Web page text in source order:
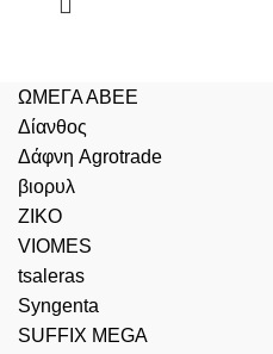
ΩΜΕΓΑ ΑΒΕΕ
Δίανθος
Δάφνη Agrotrade
βιορυλ
ZIKO
VIOMES
tsaleras
Syngenta
SUFFIX MEGA